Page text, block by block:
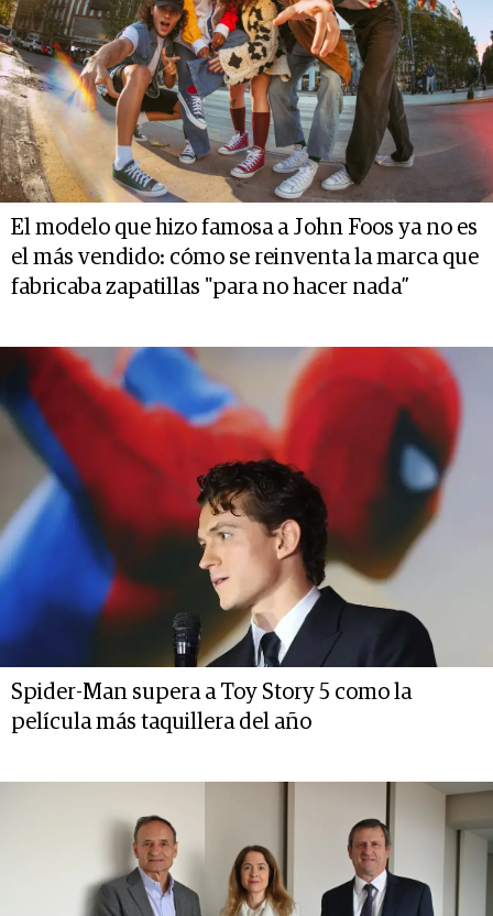
El modelo que hizo famosa a John Foos ya no es
el más vendido: cómo se reinventa la marca que
fabricaba zapatillas "para no hacer nada”
Spider-Man supera a Toy Story 5 como la
película más taquillera del año